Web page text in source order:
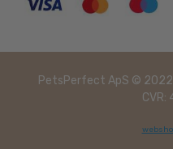
PetsPerfect ApS ©
CVR: